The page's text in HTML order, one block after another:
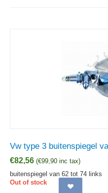
Vw type 3 buitenspiegel
€82,56 (€99,90 inc tax)
buitenspiegel van 62 tot 74 links
Out of stock